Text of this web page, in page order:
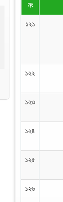
নং
১২১
১২২
১২৩
১২৪
১২৫
১২৬